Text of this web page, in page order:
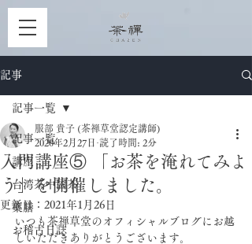
記事
記事一覧
講座
台湾茶中国茶
薬膳
お稽古日誌
記事一覧
入門講座⑤ 「お茶を淹れてみよ
う」を開催しました。
服部 貴子 (茶禅草堂認定講師)
2020年2月27日 読了時間: 2分
更新日： 2021年1月26日
いつも茶禅草堂のオフィシャルブログにお越
しいただきありがとうございます。